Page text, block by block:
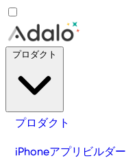
プロダクト
iPhoneアプリビルダー